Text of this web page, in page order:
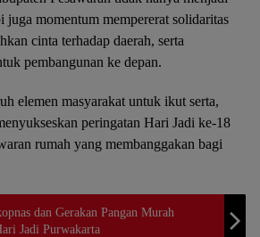
juga momentum mempererat solidaritas
cinta terhadap daerah, serta
pembangunan ke depan.
elemen masyarakat untuk ikut serta,
peringatan Hari Jadi ke-18
rumah yang membanggakan bagi
dan Gerakan Pangan Murah
Jadi Purwakarta